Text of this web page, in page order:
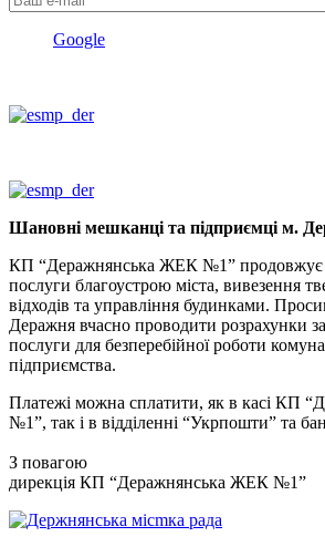
Google
Шановні мешканці та підприємці м.
КП “Деражнянська ЖЕК №1” продовжує
послуги благоустрою міста, вивезення
відходів та управління будинками.
Деражня вчасно проводити розрахунки
послуги для безперебійної роботи
підприємства.
Платежі можна сплатити, як в касі КП
№1”, так і в відділенні “Укрпошти” та
З повагою
дирекція КП “Деражнянська ЖЕК №1”